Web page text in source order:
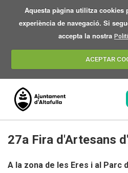
Aquesta pàgina utilitza
experiència de navegació. Si
accepta la nostra
ACEPTAR
27a Fira d'Artesans
A la zona de les Eres i al Parc